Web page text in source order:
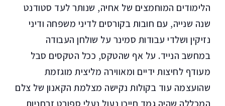
הלימודים המוחמצים של אחיה, שנותר לעד סטודנט
שנה שנייה, עם חובות בקורסים לדיני משפחה ודיני
נזיקין ושלדי עבודות סמינר על שולחן העבודה
במחשב הנייד. על אף שהטקס, ככל הטקסים סבל
מעודף לחיצות ידיים ומאווירה מליצית מוגזמת
שהועצמה עוד בקולות נקישה מצלמת הקאנון של צלם
המכללה שהיה גמד חייכן נעול נעלי ספורט זרחניות